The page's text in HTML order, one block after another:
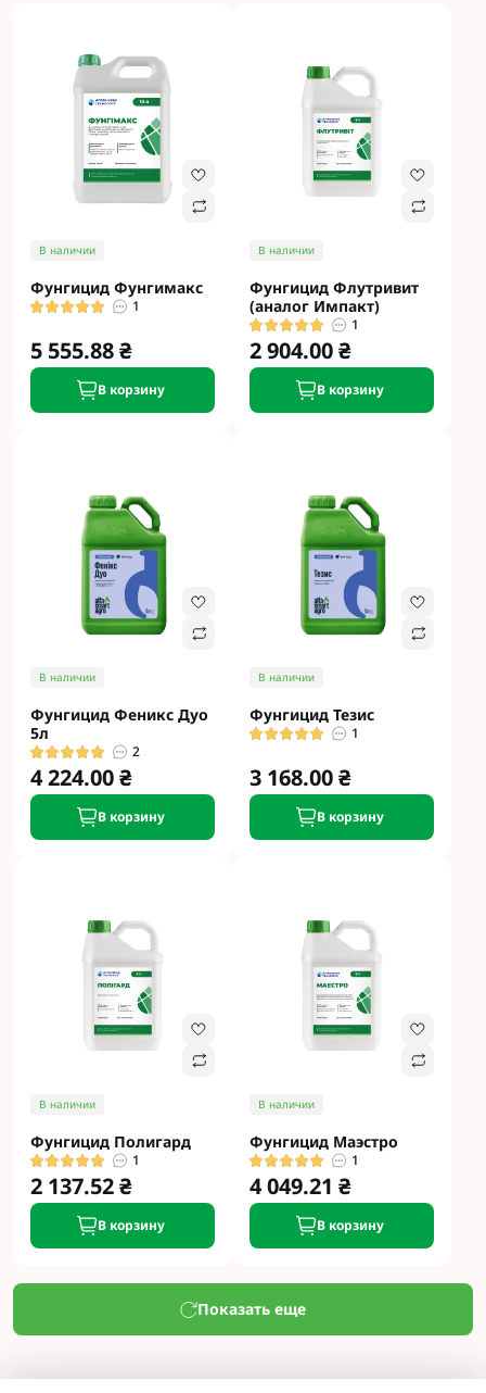
В наличии
Фунгицид Фунгимакс
1
5 555.88 ₴
В корзину
В наличии
Фунгицид Флутривит
(аналог Импакт)
1
2 904.00 ₴
В корзину
В наличии
Фунгицид Феникс Дуо
5л
2
4 224.00 ₴
В корзину
В наличии
Фунгицид Тезис
1
3 168.00 ₴
В корзину
В наличии
Фунгицид Полигард
1
2 137.52 ₴
В корзину
В наличии
Фунгицид Маэстро
1
4 049.21 ₴
В корзину
Показать еще